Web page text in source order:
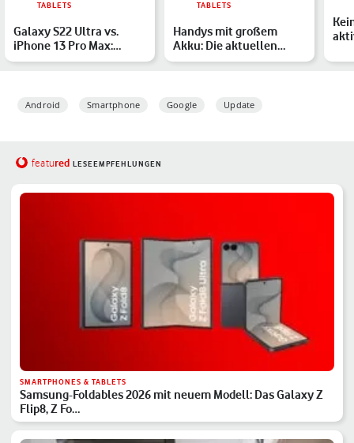
TABLETS
Galaxy S22 Ultra vs.
iPhone 13 Pro Max:
Welches Flaggschiff
TABLETS
Handys mit großem
Akku: Die aktuellen
Modelle im Überblick
Android Smartphone Google Update
featured LESEEMPFEHLUNGEN
SMARTPHONES & TABLETS
Samsung-Foldables 2026 mit neuem Modell: Das Galaxy Z
Flip8, Z Fo…